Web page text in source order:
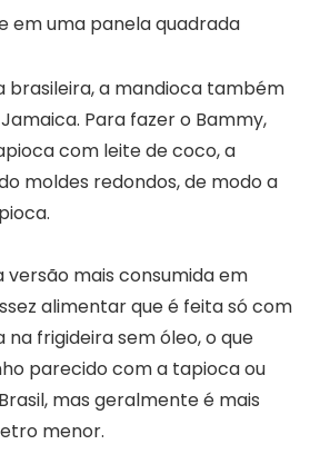
brasileira, a mandioca também
Para fazer o Bammy,
com leite de coco, a
moldes redondos, de modo a
versão mais consumida em
alimentar que é feita só com
frigideira sem óleo, o que
parecido com a tapioca ou
mas geralmente é mais
menor.